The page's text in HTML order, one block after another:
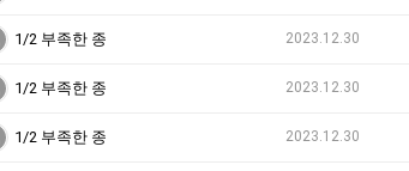
1/2 부족한 종 2023.12.30
1/2 부족한 종 2023.12.30
1/2 부족한 종 2023.12.30